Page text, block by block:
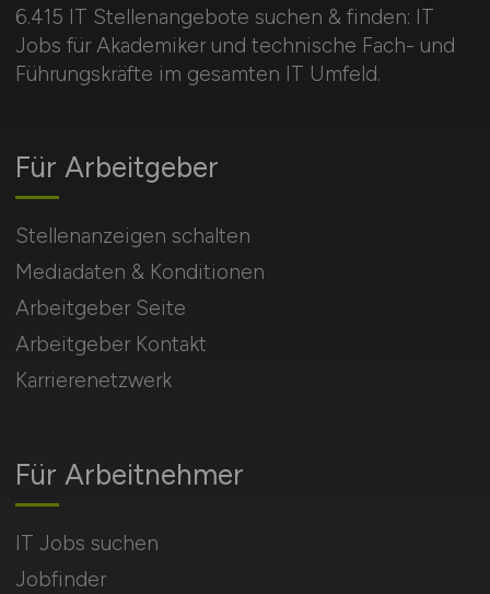
6.415 IT Stellenangebote suchen & finden: IT
Jobs für Akademiker und technische Fach- und
Führungskräfte im gesamten IT Umfeld.
Für Arbeitnehmer
IT Jobs suchen
Jobfinder
Für Arbeitgeber
Stellenanzeigen schalten
Mediadaten & Konditionen
Arbeitgeber Seite
Arbeitgeber Kontakt
Karrierenetzwerk